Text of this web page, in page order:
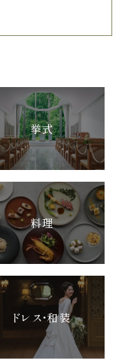
挙式
料理
ドレス・和装